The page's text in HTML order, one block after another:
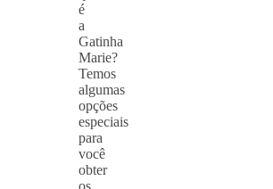
é
a
Gatinha
Marie?
Temos
algumas
opções
especiais
para
você
obter
os